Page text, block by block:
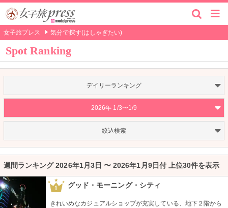
女子旅プレス 気分で探す(はしゃぎたい)
Spot Ranking
デイリーランキング
2026年 1/3〜1/9
絞込検索
週間ランキング 2026年1月3日 〜 2026年1月9日付 上位30件を表示
1 グッド・モーニング・シティ
きれいめなカジュアルショップが充実している、地下２階から